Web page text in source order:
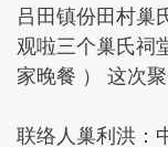
吕田镇份田村巢
观啦三个巢氏祠
家晚餐 ） 这次
联络人巢利洪：